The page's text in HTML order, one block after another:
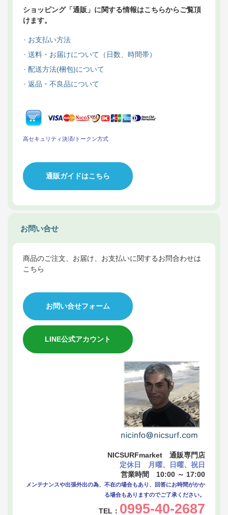
ショッピング「通販」に関する情報はこちらからご覧頂
けます。
お支払い方法
送料・お届けについて（日数、時間帯）
配送方法(梱包)について
返品・不良品について
高セキュリティ決済/トークン方式
通販ガイドはこちら
お問い合せ
商品のご注文、お届け、お支払いに関するお問合わせは
こちら
お問い合せフォーム
LINE公式アカウント
NICSURFmarket 通販専門店
定休日 月曜、日曜、祝日
営業時間 10:00 ～ 17:00
メンテナンスや出張外出の為、不在の場合もあり、回答にお時間がかか
る場合もありますのでご了承ください。
TEL： 0995-40-2687